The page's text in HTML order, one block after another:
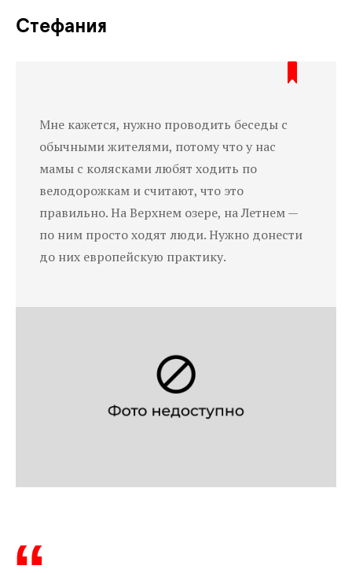
Стефания
Мне кажется, нужно проводить беседы с
обычными жителями, потому что у нас
мамы с колясками любят ходить по
велодорожкам и считают, что это
правильно. На Верхнем озере, на Летнем —
по ним просто ходят люди. Нужно донести
до них европейскую практику.